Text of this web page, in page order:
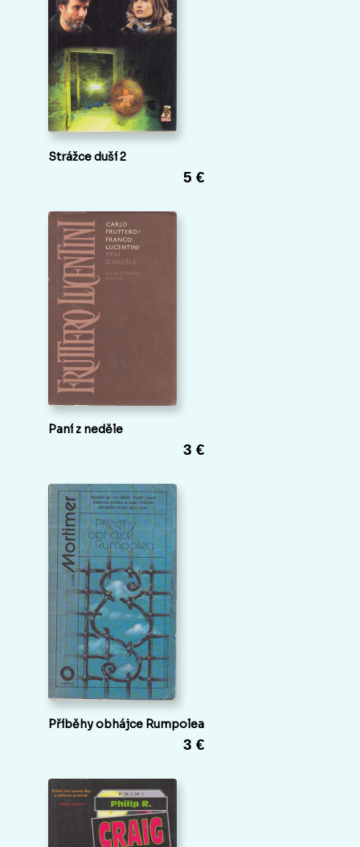
Strážce duší 2
5 €
Paní z neděle
3 €
Příběhy obhájce Rumpolea
3 €